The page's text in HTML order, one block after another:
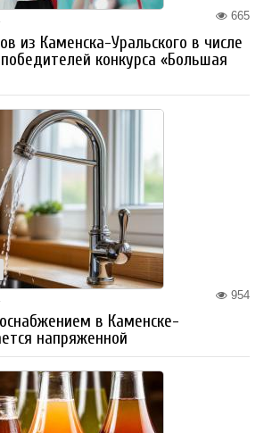
665
из Каменска-Уральского в числе
конкурса «Большая
954
в Каменске-
напряженной